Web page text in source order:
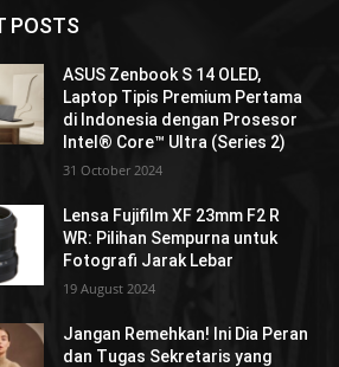
POSTS
ASUS Zenbook S 14 OLED,
Laptop Tipis Premium Pertama
di Indonesia dengan Prosesor
Intel® Core™ Ultra (Series 2)
31 October 2024
Lensa Fujifilm XF 23mm F2 R
WR: Pilihan Sempurna untuk
Fotografi Jarak Lebar
19 August 2024
Jangan Remehkan! Ini Dia Peran
dan Tugas Sekretaris yang